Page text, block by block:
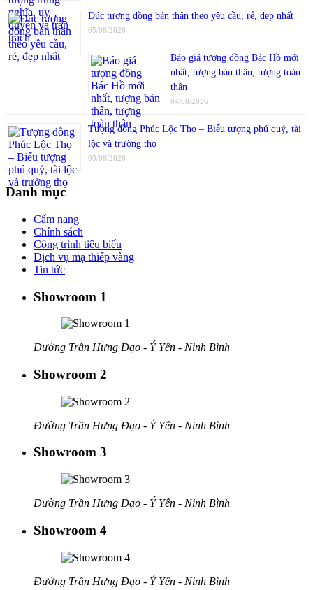
Đúc tượng đồng bán thân theo yêu cầu, rẻ, đẹp nhất
05/08/2026
Báo giá tượng đồng Bác Hồ mới
nhất, tượng bán thân, tượng toàn
thân
04/08/2026
Tượng đồng Phúc Lộc Thọ – Biểu tượng phú quý, tài
lộc và trường thọ
03/08/2026
Danh mục
Cẩm nang
Chính sách
Công trình tiêu biểu
Dịch vụ mạ thiếp vàng
Tin tức
Showroom 1
Đường Trần Hưng Đạo - Ý Yên - Ninh Bình
Showroom 2
Đường Trần Hưng Đạo - Ý Yên - Ninh Bình
Showroom 3
Đường Trần Hưng Đạo - Ý Yên - Ninh Bình
Showroom 4
Đường Trần Hưng Đạo - Ý Yên - Ninh Bình